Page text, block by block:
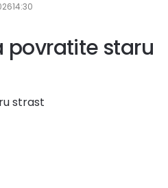
14:30
povratite staru